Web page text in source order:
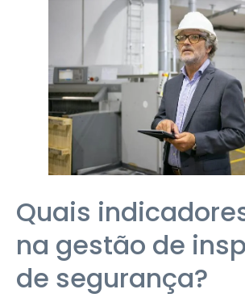
Quais
na gestão de
de segurança?